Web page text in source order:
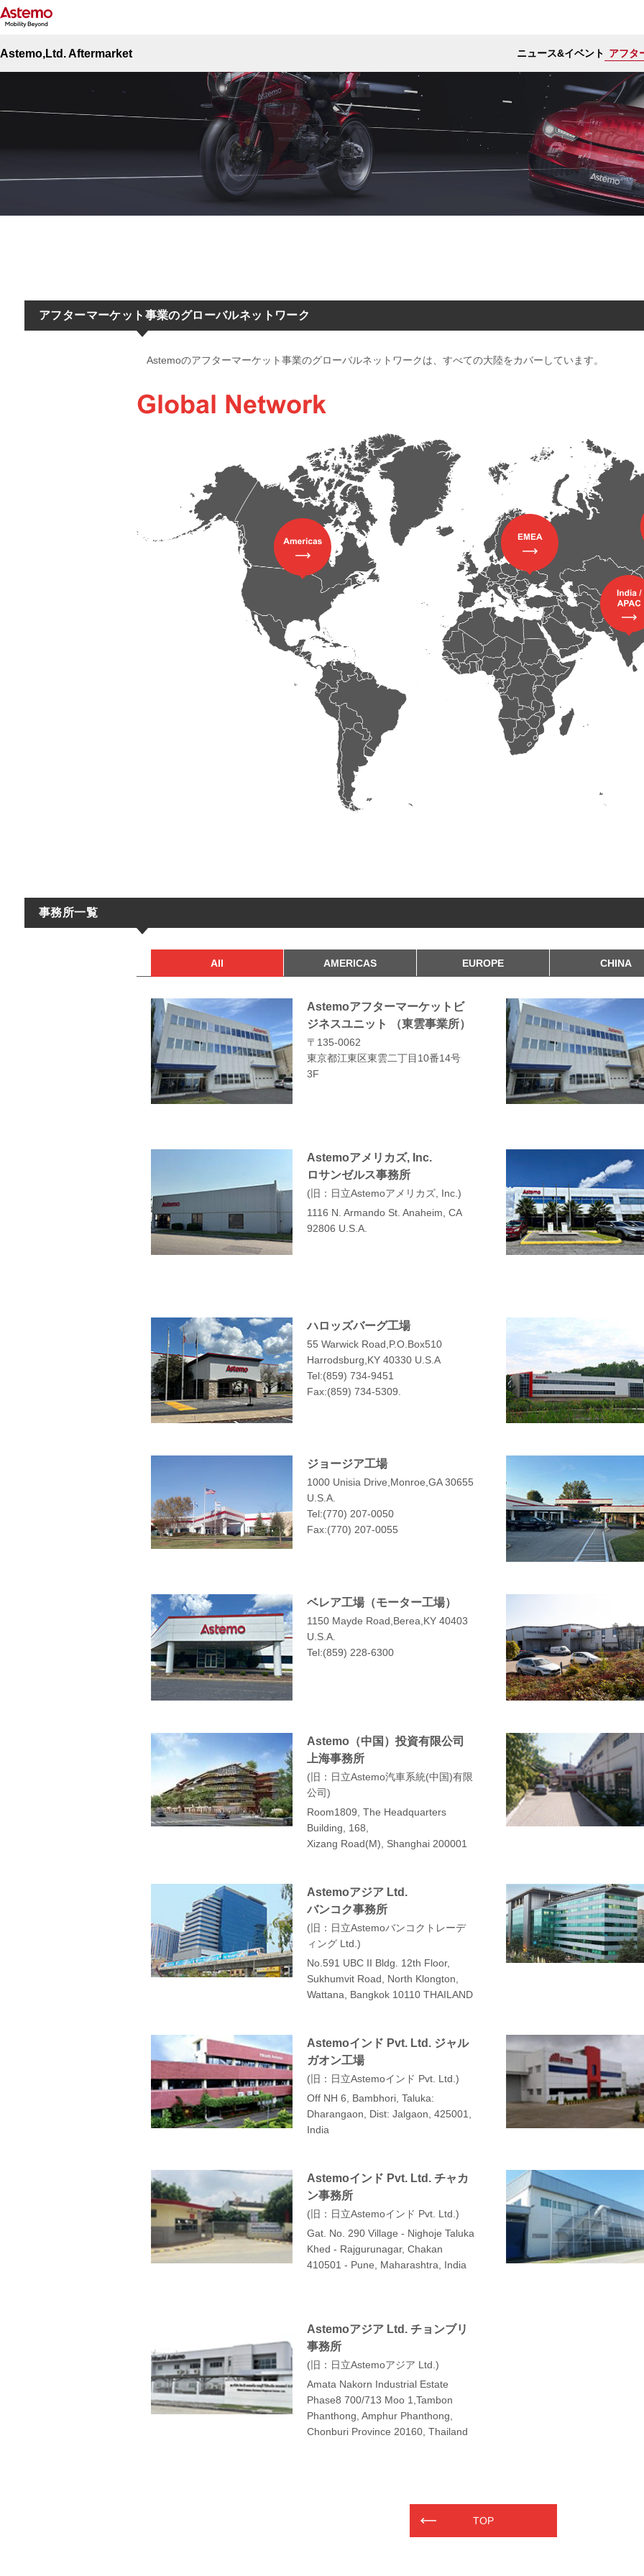
Astemo,Ltd. Aftermarket ニュース&イベント アフタ
アフターマーケット事業
Site Top
アフターマーケット事業のグローバルネットワーク
Astemoのアフターマーケット事業のグローバルネットワークは、すべての大陸をカバーしています。
事務所一覧
All AMERICAS EUROPE CHINA
Astemoアフターマーケットビ
ジネスユニット （東雲事業所）
〒135-0062
東京都江東区東雲二丁目10番14号
3F
Astemoアメリカズ, Inc.
ロサンゼルス事務所
旧：日立Astemoアメリカズ, Inc.
1116 N. Armando St. Anaheim, CA
92806 U.S.A.
ハロッズバーグ工場
55 Warwick Road,P.O.Box510
Harrodsburg,KY 40330 U.S.A
Tel:(859) 734-9451
Fax:(859) 734-5309.
ジョージア工場
1000 Unisia Drive,Monroe,GA 30655
U.S.A.
Tel:(770) 207-0050
Fax:(770) 207-0055
ベレア工場（モーター工場）
1150 Mayde Road,Berea,KY 40403
U.S.A.
Tel:(859) 228-6300
Astemo（中国）投資有限公司
上海事務所
旧：日立Astemo汽車系統(中国)有限
公司
Room1809, The Headquarters
Building, 168,
Xizang Road(M), Shanghai 200001
Astemoアジア Ltd.
バンコク事務所
旧：日立Astemoバンコクトレーデ
ィング Ltd.
No.591 UBC II Bldg. 12th Floor,
Sukhumvit Road, North Klongton,
Wattana, Bangkok 10110 THAILAND
Astemoインド Pvt. Ltd. ジャル
ガオン工場
旧：日立Astemoインド Pvt. Ltd.
Off NH 6, Bambhori, Taluka:
Dharangaon, Dist: Jalgaon, 425001,
India
Astemoインド Pvt. Ltd. チャカ
ン事務所
旧：日立Astemoインド Pvt. Ltd.
Gat. No. 290 Village - Nighoje Taluka
Khed - Rajgurunagar, Chakan
410501 - Pune, Maharashtra, India
Astemoアジア Ltd. チョンブリ
事務所
旧：日立Astemoアジア Ltd.
Amata Nakorn Industrial Estate
Phase8 700/713 Moo 1,Tambon
Phanthong, Amphur Phanthong,
Chonburi Province 20160, Thailand
TOP